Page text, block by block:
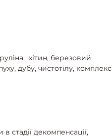
хітин, березовий
дубу, чистотілу, комплекс
стадії декомпенсації,